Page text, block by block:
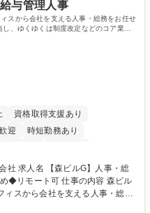
与管理人事
スから会社を支える人事・総務をお任せ
、ゆくゆくは制度改定などのコア業務
資格取得支援あり
迎
時短勤務あり
迎 駅近5分以内 土日祝休み
事・総
仕事の内容 森ビル
ィスから会社を支える人事・総務
ランスよく担当し、ゆくゆくは制